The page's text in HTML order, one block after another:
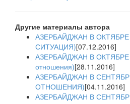
Другие материалы автора
АЗЕРБАЙДЖАН В ОКТЯБРЕ
СИТУАЦИЯ)[07.12.2016]
АЗЕРБАЙДЖАН В ОКТЯБРЕ
отношения)[28.11.2016]
АЗЕРБАЙДЖАН В
ОТНОШЕНИЯ)[04.11.2016]
АЗЕРБАЙДЖАН В СЕНТЯБРЕ